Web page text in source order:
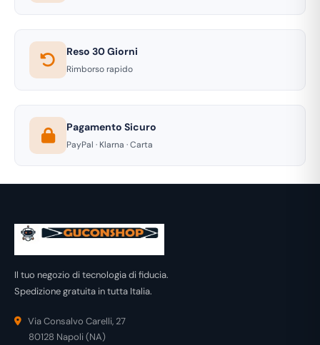
Reso 30 Giorni
Rimborso rapido
Pagamento Sicuro
PayPal · Klarna · Carta
Il tuo negozio di tecnologia di fiducia.
Spedizione gratuita in tutta Italia.
Via Consalvo Carelli, 27
80128 Napoli (NA)